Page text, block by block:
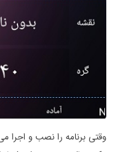
وقتی برنامه را نصب و اجرا